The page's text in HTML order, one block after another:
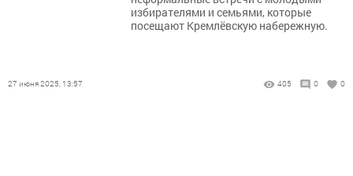
избирателями и семьями, которые
посещают Кремлёвскую набережную.
27 июня 2025, 13:57 405 0 0